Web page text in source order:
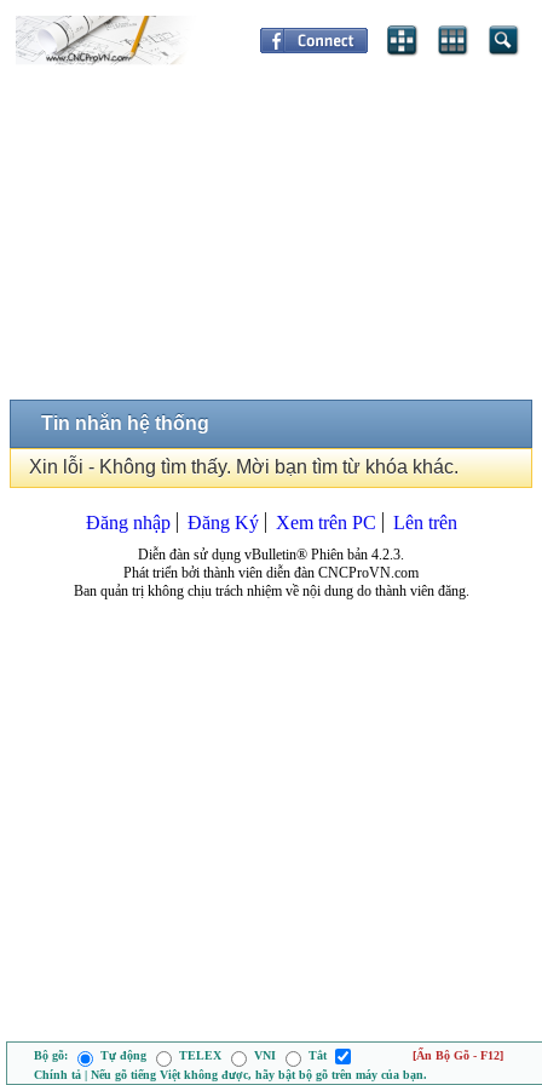
Tin nhắn hệ thống
Xin lỗi - Không tìm thấy. Mời bạn tìm từ khóa khác.
Đăng nhập Đăng Ký Xem trên PC Lên trên
Diễn đàn sử dụng vBulletin® Phiên bản 4.2.3.
Phát triển bởi thành viên diễn đàn CNCProVN.com
Ban quản trị không chịu trách nhiệm về nội dung do thành viên đăng.
Bộ gõ: Tự động TELEX VNI Tắt
[Ẩn Bộ Gõ - F12]
Chính tả | Nếu gõ tiếng Việt không được, hãy bật bộ gõ trên máy của bạn.